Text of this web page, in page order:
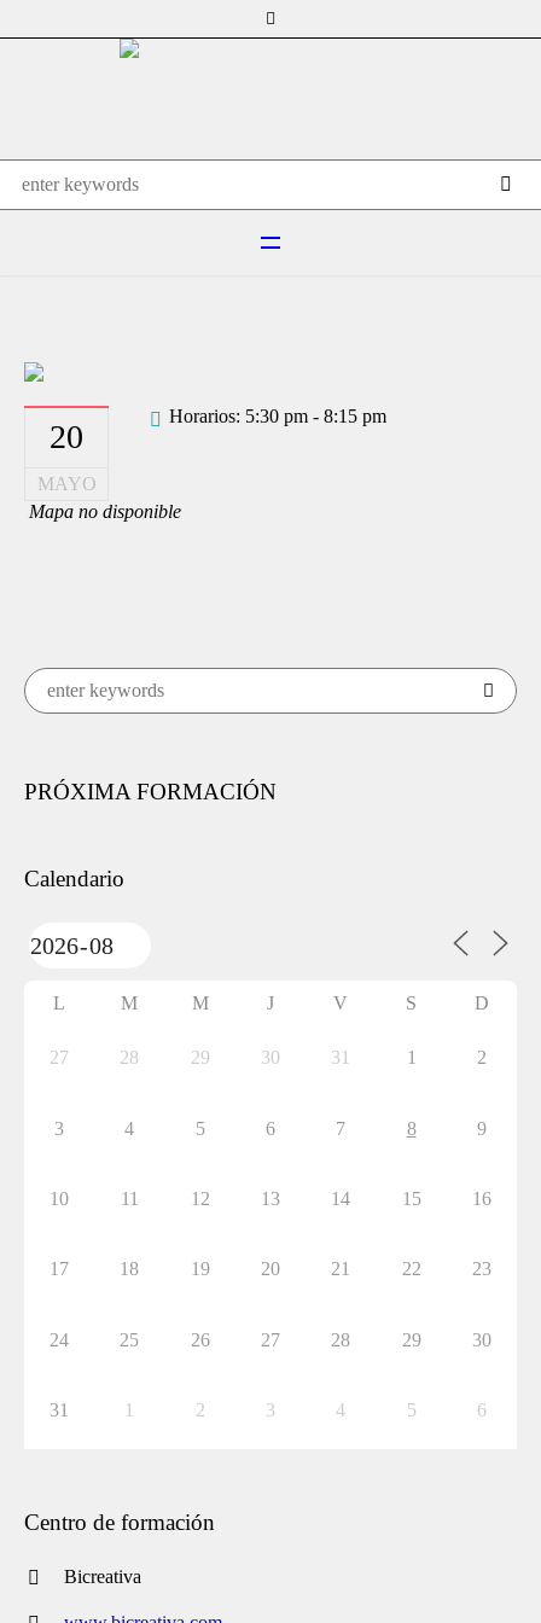
20
MAYO
Horarios: 5:30 pm - 8:15 pm
Mapa no disponible
PRÓXIMA FORMACIÓN
Calendario
L M M J V S D
27 28 29 30 31 1 2
3 4 5 6 7 8 9
10 11 12 13 14 15 16
17 18 19 20 21 22 23
24 25 26 27 28 29 30
31 1 2 3 4 5 6
Centro de formación
Bicreativa